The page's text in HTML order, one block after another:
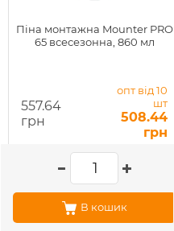
Піна монтажна Mounter PRO
65 всесезонна, 860 мл
557.64
грн
опт від 10
шт
508.44
грн
В кошик